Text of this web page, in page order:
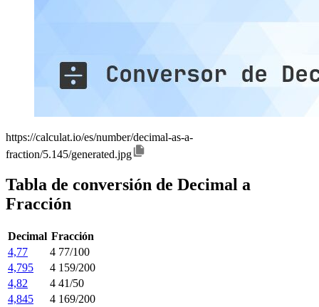
https://calculat.io/es/number/decimal-as-a-
fraction/5.145/generated.jpg
Tabla de conversión de Decimal a
Fracción
Decimal Fracción
4,77
4 77/100
4,795
4 159/200
4,82
4 41/50
4,845
4 169/200